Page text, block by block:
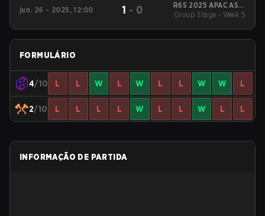
jun. 26 - 2025, 12:00 1 - 0
R6S 2025 APAC ASIA
Stage 1
Group Stage - Week 5
FORMULÁRIO
4/10 L L W L W L L W W L
2/10 L L L L W L L W L L
INFORMAÇÃO DE PARTIDA